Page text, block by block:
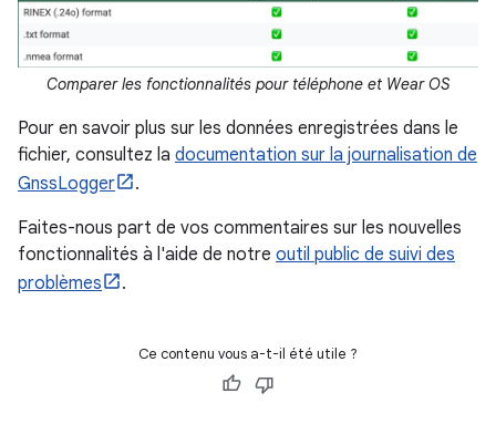
Comparer les fonctionnalités pour téléphone et Wear OS
Pour en savoir plus sur les données enregistrées dans le
fichier, consultez la documentation sur la journalisation de
GnssLogger
.
Faites-nous part de vos commentaires sur les nouvelles
fonctionnalités à l'aide de notre outil public de suivi des
problèmes
.
Ce contenu vous a-t-il été utile ?